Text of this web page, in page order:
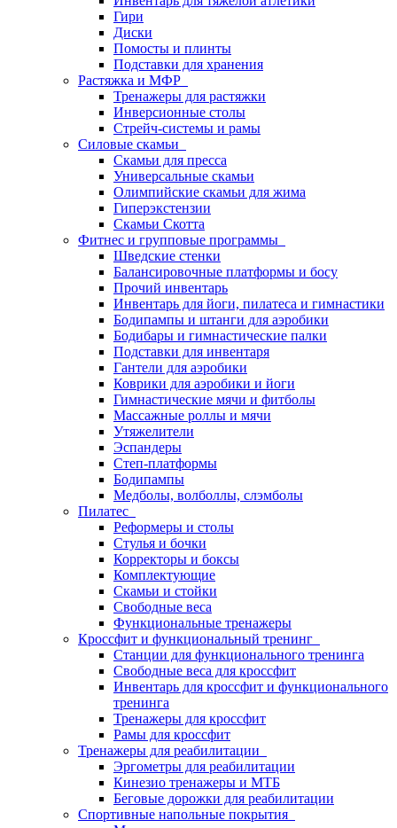
Гири
Диски
Помосты и плинты
Подставки для хранения
Растяжка и МФР
Тренажеры для растяжки
Инверсионные столы
Стрейч-системы и рамы
Силовые скамьи
Скамьи для пресса
Универсальные скамьи
Олимпийские скамьи для жима
Гиперэкстензии
Скамьи Скотта
Фитнес и групповые программы
Шведские стенки
Балансировочные платформы и босу
Прочий инвентарь
Инвентарь для йоги, пилатеса и гимнастики
Бодипампы и штанги для аэробики
Бодибары и гимнастические палки
Подставки для инвентаря
Гантели для аэробики
Коврики для аэробики и йоги
Гимнастические мячи и фитболы
Массажные роллы и мячи
Утяжелители
Эспандеры
Степ-платформы
Бодипампы
Медболы, волболлы, слэмболы
Пилатес
Реформеры и столы
Стулья и бочки
Корректоры и боксы
Комплектующие
Скамьи и стойки
Свободные веса
Функциональные тренажеры
Кроссфит и функциональный тренинг
Станции для функционального тренинга
Свободные веса для кроссфит
Инвентарь для кроссфит и функционального
тренинга
Тренажеры для кроссфит
Рамы для кроссфит
Тренажеры для реабилитации
Эргометры для реабилитации
Кинезио тренажеры и МТБ
Беговые дорожки для реабилитации
Спортивные напольные покрытия